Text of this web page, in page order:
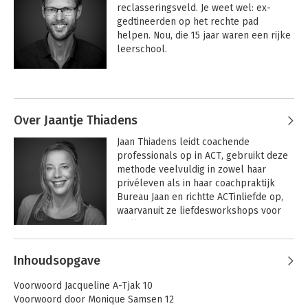
reclasseringsveld. Je weet wel: ex-
gedtineerden op het rechte pad
helpen. Nou, die 15 jaar waren een rijke
leerschool.
probeerde alles meteen de volgende
dan: ‘ben je soms op cursus geweest?’
Dus niet alles werkte meteen, maar wát
werkte, dat bleef ik doen. En
uiteindelijk kwamen er 3 methoden
boven drijven: Motiverende
coachen en ACT.
menswaardige benaderingen nu
toevallig alle drie bewezen effectief
Coachen 3.0 - Deel
1: Motiverende
gespreksvoering
Over Jaantje Thiadens
Jaan Thiadens leidt coachende
professionals op in ACT, gebruikt deze
methode veelvuldig in zowel haar
privéleven als in haar coachpraktijk
Bureau Jaan en richtte ACTinliefde op,
waarvanuit ze liefdesworkshops voor
Andere boeken door Jaantje
Thiadens
Inhoudsopgave
Voorwoord Jacqueline A-Tjak 10
Voorwoord door Monique Samsen 12